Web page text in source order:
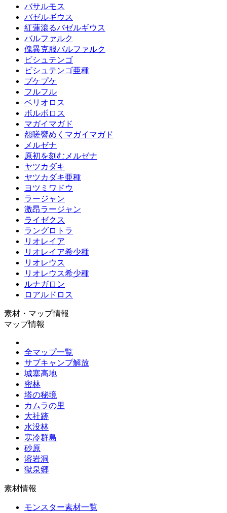
バサルモス
バゼルギウス
紅蓮滾るバゼルギウス
バルファルク
傀異克服バルファルク
ビシュテンゴ
ビシュテンゴ亜種
プケプケ
フルフル
ベリオロス
ボルボロス
マガイマガド
怨嗟響めくマガイマガド
メルゼナ
原初を刻むメルゼナ
ヤツカダキ
ヤツカダキ亜種
ヨツミワドウ
ラージャン
激昂ラージャン
ライゼクス
ラングロトラ
リオレイア
リオレイア希少種
リオレウス
リオレウス希少種
ルナガロン
ロアルドロス
素材・マップ情報
マップ情報
全マップ一覧
サブキャンプ解放
城塞高地
密林
塔の秘境
カムラの里
大社跡
水没林
寒冷群島
砂原
溶岩洞
獄泉郷
素材情報
モンスター素材一覧